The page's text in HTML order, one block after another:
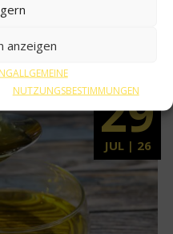
anzeigen
ALLGEMEINE
NUTZUNGSBESTIMMUNGEN
auf
29
JUL | 26